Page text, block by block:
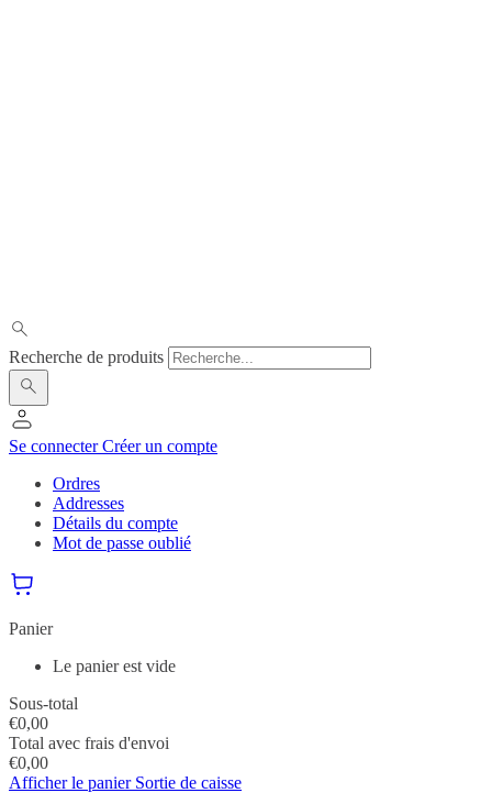
Recherche de produits
Se connecterCréer un compte
Ordres
Addresses
Détails du compte
Mot de passe oublié
Panier
Le panier est vide
Sous-total
€0,00
Total avec frais d'envoi
€0,00
Afficher le panier Sortie de caisse